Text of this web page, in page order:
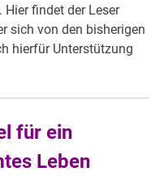
findet der Leser
sich von den bisherigen
hierfür Unterstützung
für ein
Leben